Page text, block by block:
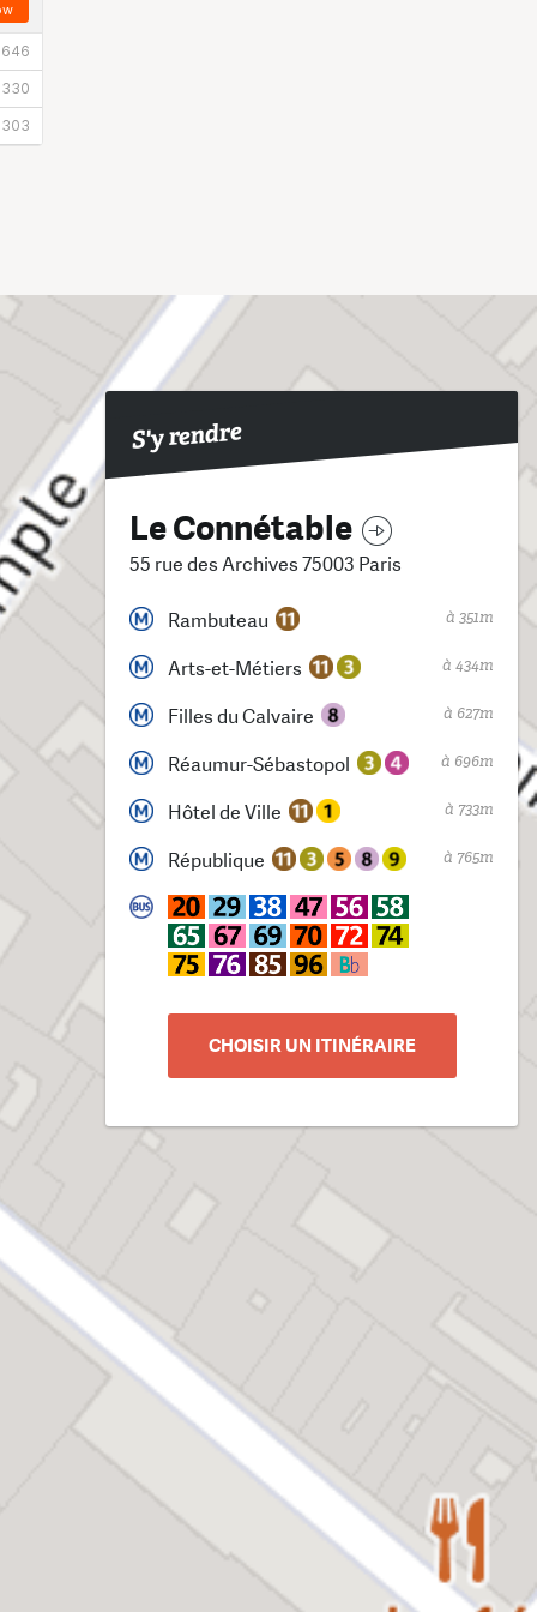
S'y rendre
Le Connétable
55 rue des Archives 75003 Paris
Rambuteau à 351m
Arts-et-Métiers à 434m
Filles du Calvaire à 627m
Réaumur-Sébastopol à 696m
Hôtel de Ville à 733m
République à 765m
CHOISIR UN ITINÉRAIRE